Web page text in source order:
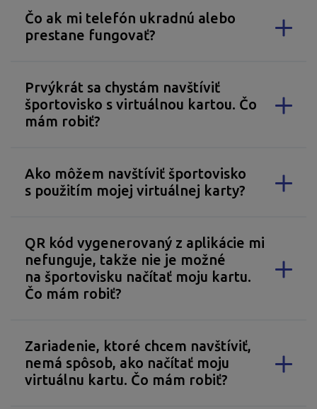
Čo ak mi telefón ukradnú alebo
prestane fungovať?
Prvýkrát sa chystám navštíviť
športovisko s virtuálnou kartou. Čo
mám robiť?
Ako môžem navštíviť športovisko
s použitím mojej virtuálnej karty?
QR kód vygenerovaný z aplikácie mi
nefunguje, takže nie je možné
na športovisku načítať moju kartu.
Čo mám robiť?
Zariadenie, ktoré chcem navštíviť,
nemá spôsob, ako načítať moju
virtuálnu kartu. Čo mám robiť?